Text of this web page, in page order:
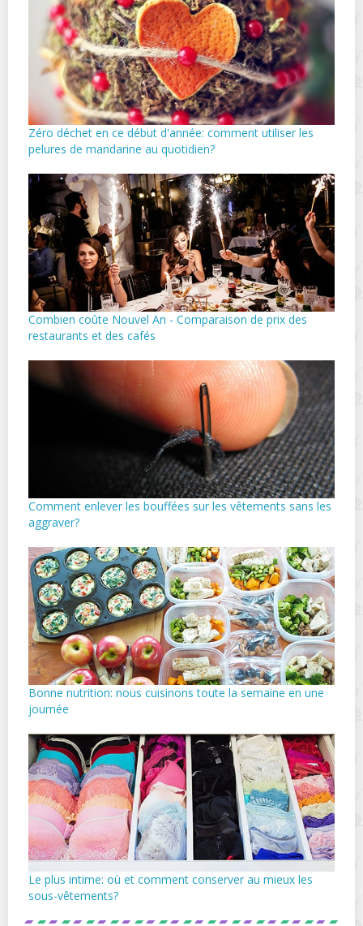
Zéro déchet en ce début d'année: comment utiliser les
pelures de mandarine au quotidien?
Combien coûte Nouvel An - Comparaison de prix des
restaurants et des cafés
Comment enlever les bouffées sur les vêtements sans les
aggraver?
Bonne nutrition: nous cuisinons toute la semaine en une
journée
Le plus intime: où et comment conserver au mieux les
sous-vêtements?